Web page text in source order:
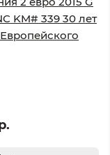
KM# 339 30 лет